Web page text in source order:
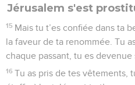
Jérusalem s'est
15 Mais tu t’es confiée dans ta
la faveur de ta renommée. Tu
chaque passant, tu es devenue
16 Tu as pris de tes vêtements,